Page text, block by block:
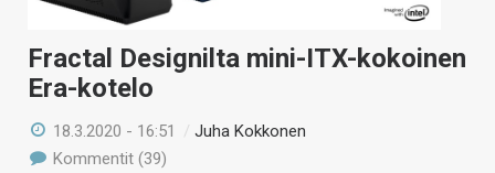
HAKU
Fractal Designilta mini-ITX-kokoinen
Era-kotelo
18.3.2020 - 16:51 /Juha Kokkonen
Kommentit (39)